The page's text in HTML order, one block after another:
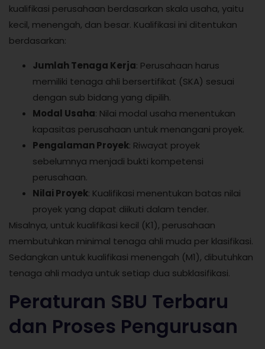
kualifikasi perusahaan berdasarkan skala usaha, yaitu
kecil, menengah, dan besar. Kualifikasi ini ditentukan
berdasarkan:
Jumlah Tenaga Kerja: Perusahaan harus
memiliki tenaga ahli bersertifikat (SKA) sesuai
dengan sub bidang yang dipilih.
Modal Usaha: Nilai modal usaha menentukan
kapasitas perusahaan untuk menangani proyek.
Pengalaman Proyek: Riwayat proyek
sebelumnya menjadi bukti kompetensi
perusahaan.
Nilai Proyek: Kualifikasi menentukan batas nilai
proyek yang dapat diikuti dalam tender.
Misalnya, untuk kualifikasi kecil (K1), perusahaan
membutuhkan minimal tenaga ahli muda per klasifikasi.
Sedangkan untuk kualifikasi menengah (M1), dibutuhkan
tenaga ahli madya untuk setiap dua subklasifikasi.
Peraturan SBU Terbaru
dan Proses Pengurusan